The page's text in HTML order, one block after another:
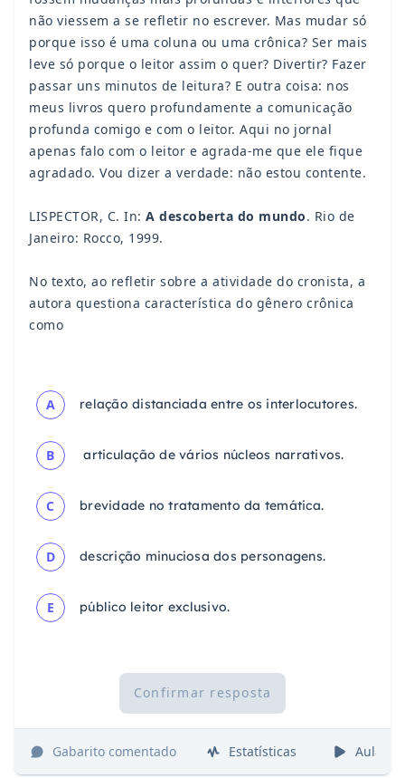
não viessem a se refletir no escrever. Mas mudar só
porque isso é uma coluna ou uma crônica? Ser mais
leve só porque o leitor assim o quer? Divertir? Fazer
passar uns minutos de leitura? E outra coisa: nos
meus livros quero profundamente a comunicação
profunda comigo e com o leitor. Aqui no jornal
apenas falo com o leitor e agrada-me que ele fique
agradado. Vou dizer a verdade: não estou contente.
LISPECTOR, C. In: A descoberta do mundo. Rio de
Janeiro: Rocco, 1999.
No texto, ao refletir sobre a atividade do cronista, a
autora questiona característica do gênero crônica
como
A relação distanciada entre os interlocutores.
B articulação de vários núcleos narrativos.
C brevidade no tratamento da temática.
D descrição minuciosa dos personagens.
E público leitor exclusivo.
Confirmar resposta
Gabarito comentado Estatísticas Aulas